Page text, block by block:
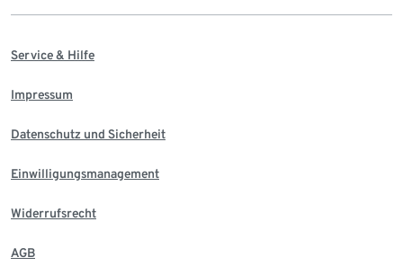
Service & Hilfe
Impressum
Datenschutz und Sicherheit
Einwilligungsmanagement
Widerrufsrecht
AGB